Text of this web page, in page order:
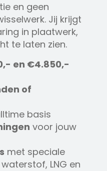
en geen
Jij krijgt
in plaatwerk,
te laten zien.
en €4.850,-
of
basis
voor jouw
met speciale
LNG en